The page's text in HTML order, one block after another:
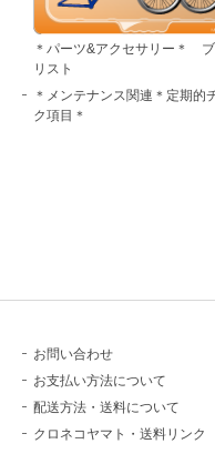
＊パーツ&アクセサリー＊
リスト
＊メンテナンス関連＊定期的
ク項目＊
お問い合わせ
お支払い方法について
配送方法・送料について
クロネコヤマト・送料リンク